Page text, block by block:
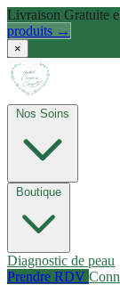
Livraison Gratuite
produits →
×
Nos Soins
Boutique
Diagnostic de peau
Prendre RDV